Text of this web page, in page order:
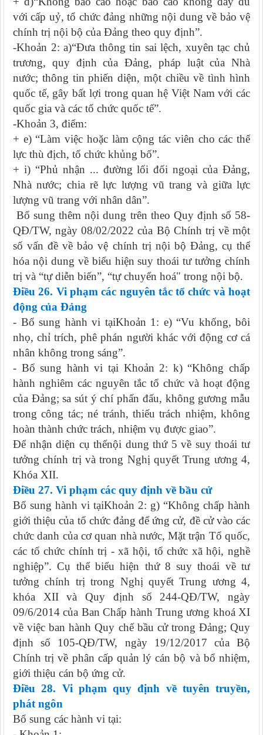
với cấp uỷ, tổ chức đảng những nội dung về bảo vệ
chính trị nội bộ của Đảng theo quy định”.
-Khoản 2: a)“Đưa thông tin sai lệch, xuyên tạc chủ
trương, quy định của Đảng, pháp luật của Nhà
nước; thông tin phiến diện, một chiều về tình hình
quốc tế, gây bất lợi trong quan hệ Việt Nam với các
quốc gia và các tổ chức quốc tế”.
-Khoản 3, điểm:
+ e) “Làm việc hoặc làm cộng tác viên cho các thế
lực thù địch, tổ chức khủng bố”.
+ i) “Phủ nhận ... đường lối đối ngoại của Đảng,
Nhà nước; chia rẽ lực lượng vũ trang và giữa lực
lượng vũ trang với nhân dân”.
Bổ sung thêm nội dung trên theo Quy định số 58-
QĐ/TW, ngày 08/02/2022 của Bộ Chính trị về một
số vấn đề về bảo vệ chính trị nội bộ Đảng, cụ thể
hóa nội dung về biểu hiện suy thoái tư tưởng chính
trị và “tự diễn biến”, “tự chuyển hoá" trong nội bộ.
Điều 26. Vi phạm các nguyên tắc tổ chức và hoạt
động của Đảng
- Bổ sung hành vi tạiKhoản 1: e) “Vu khống, bôi
nhọ, chỉ trích, phê phán người khác với động cơ cá
nhân không trong sáng”.
- Bổ sung hành vi tại Khoản 2: k) “Không chấp
hành nghiêm các nguyên tắc tổ chức và hoạt động
của Đảng; sa sút ý chí phấn đấu, không gương mẫu
trong công tác; né tránh, thiếu trách nhiệm, không
hoàn thành chức trách, nhiệm vụ được giao”.
Để nhận diện cụ thểnội dung thứ 5 về suy thoái tư
tưởng chính trị và trong Nghị quyết Trung ương 4,
Khóa XII.
Điều 27. Vi phạm các quy định về bầu cử
Bổ sung hành vi tạiKhoản 2: g) “Không chấp hành
giới thiệu của tổ chức đảng để ứng cử, đề cử vào các
chức danh của cơ quan nhà nước, Mặt trận Tổ quốc,
các tổ chức chính trị - xã hội, tổ chức xã hội, nghề
nghiệp”. Cụ thể biểu hiện thứ 8 suy thoái về tư
tưởng chính trị trong Nghị quyết Trung ương 4,
khóa XII và Quy định số 244-QĐ/TW, ngày
09/6/2014 của Ban Chấp hành Trung ương khoá XI
về việc ban hành Quy chế bầu cử trong Đảng; Quy
định số 105-QĐ/TW, ngày 19/12/2017 của Bộ
Chính trị về phân cấp quản lý cán bộ và bổ nhiệm,
giới thiệu cán bộ ứng cử.
Điều 28. Vi phạm quy định về tuyên truyền,
phát ngôn
Bổ sung các hành vi tại: